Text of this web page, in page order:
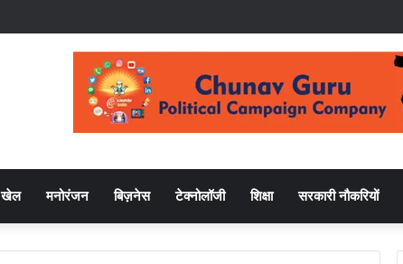
खेल मनोरंजन बिज़नेस टेक्नोलॉजी शिक्षा सरकारी नौकरियों